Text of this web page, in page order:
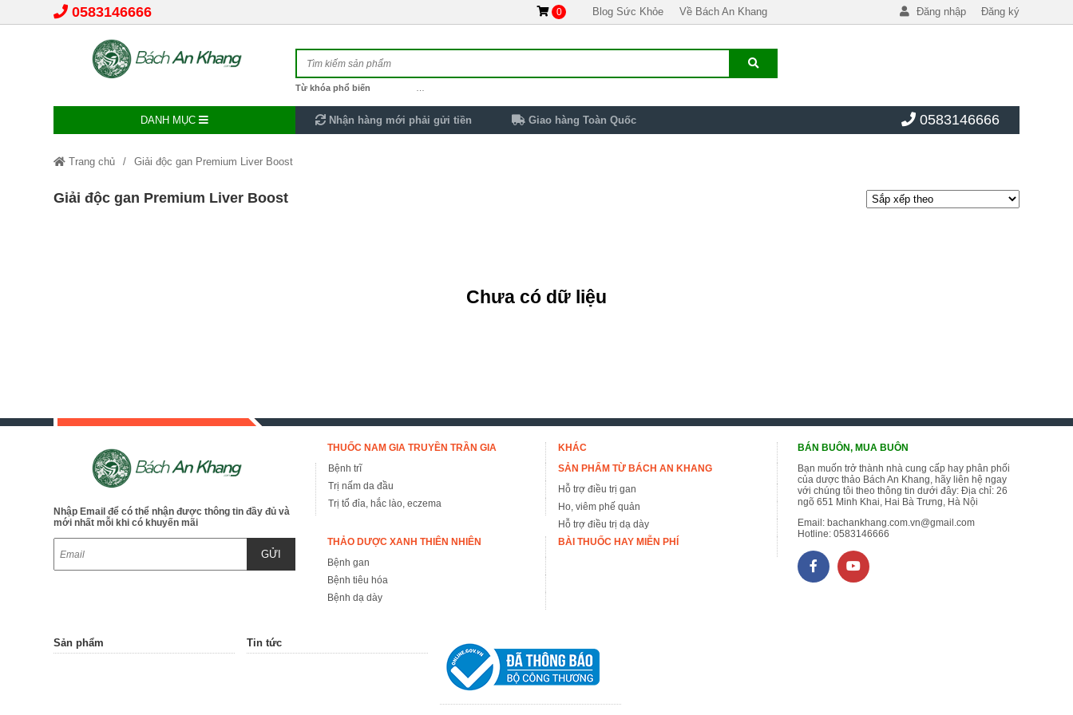
0583146666 0 Blog Sức Khỏe Về Bách An Khang Đăng nhập Đăng ký
Từ khóa phổ biến
DANH MỤC Nhận hàng mới phải gửi tiền Giao hàng Toàn Quốc 0583146666
Trang chủ Giải độc gan Premium Liver Boost
Giải độc gan Premium Liver Boost
Chưa có dữ liệu
Nhập Email để có thể nhận được thông tin đầy đủ và
mới nhất mỗi khi có khuyến mãi
GỬI
THUỐC NAM GIA TRUYỀN TRẦN GIA
Bệnh trĩ
Trị nấm da đầu
Trị tổ đỉa, hắc lào, eczema
KHÁC
SẢN PHẨM TỪ BÁCH AN KHANG
Hỗ trợ điều trị gan
Ho, viêm phế quản
Hỗ trợ điều trị dạ dày
THẢO DƯỢC XANH THIÊN NHIÊN
Bệnh gan
Bệnh tiêu hóa
Bệnh dạ dày
BÀI THUỐC HAY MIỄN PHÍ
BÁN BUÔN, MUA BUÔN
Bạn muốn trở thành nhà cung cấp hay phân phối
của dược thảo Bách An Khang, hãy liên hệ ngay
với chúng tôi theo thông tin dưới đây: Địa chỉ: 26
ngõ 651 Minh Khai, Hai Bà Trưng, Hà Nội
Email: bachankhang.com.vn@gmail.com
Hotline:0583146666
Sản phẩm Tin tức